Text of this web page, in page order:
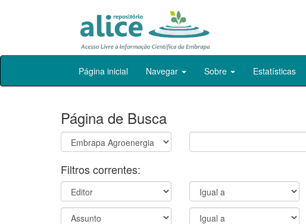
Skip
Página inicial Navegar Sobre Estatísticas
Página de Busca
Filtros correntes: